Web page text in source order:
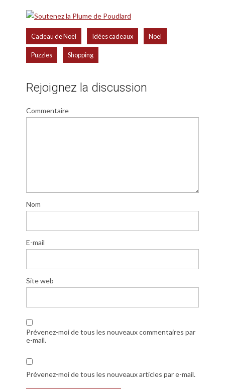
Cadeau de Noël Idées cadeaux Noël
Puzzles Shopping
Rejoignez la discussion
Commentaire
Nom
E-mail
Site web
Prévenez-moi de tous les nouveaux commentaires par
e-mail.
Prévenez-moi de tous les nouveaux articles par e-mail.